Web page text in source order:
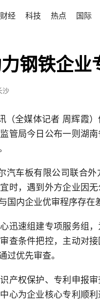
财经 科技 热点 国际
钢铁企业
沙
（全媒体记者 周辉霞
管局今日公布一则湖
汽车板有限公司联合
时，遇到外方企业因
国内企业优审程序存在
迅速组建专项服务组
查条件把控，主动对
过优先审查。
产权保护、专利申报
心为企业核心专利顺